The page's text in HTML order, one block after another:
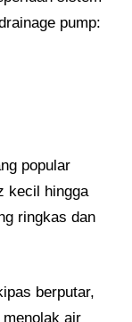
pump:
popular
kecil hingga
ringkas dan
berputar,
air